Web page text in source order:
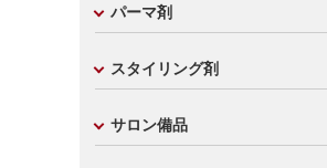
パーマ剤
スタイリング剤
サロン備品